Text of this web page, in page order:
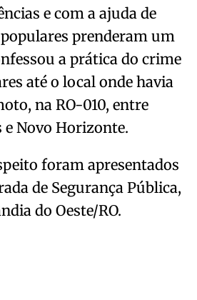
e com a ajuda de
prenderam um
a prática do crime
até o local onde havia
na RO-010, entre
Novo Horizonte.
foram apresentados
de Segurança Pública,
do Oeste/RO.